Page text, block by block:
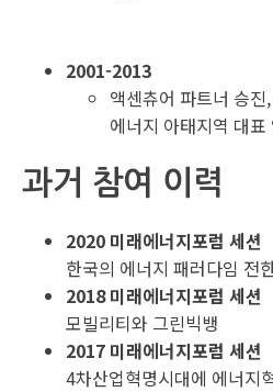
2001-2013
액센츄어 파트너 승
에너지 아태지역 대표
과거 참여 이력
2020 미래에너지포럼 세션
한국의 에너지 패러다임 전
2018 미래에너지포럼 세션
모빌리티와 그린빅뱅
2017 미래에너지포럼 세션
4차산업혁명시대에 에너지